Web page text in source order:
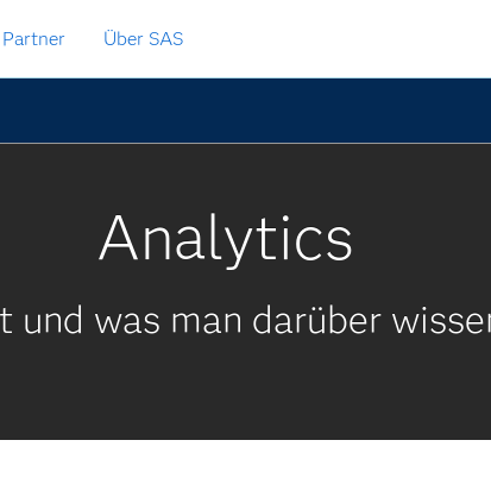
Partner Über SAS
Analytics
und was man darüber